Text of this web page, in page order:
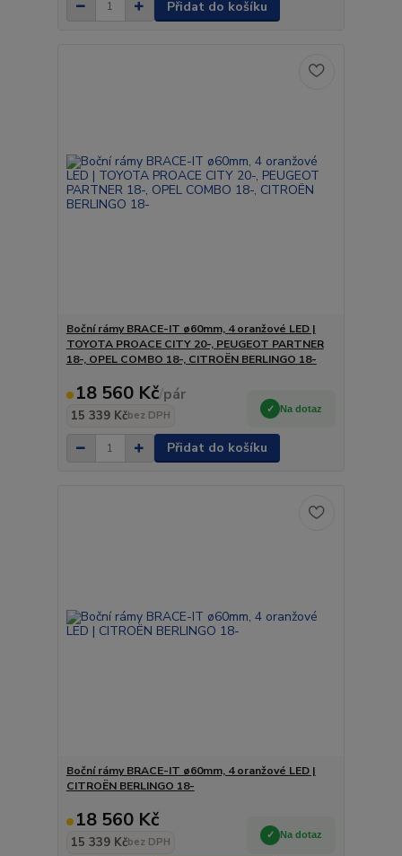
Přidat do košíku
Boční rámy BRACE-IT ø60mm, 4 oranžové LED |
TOYOTA PROACE CITY 20-, PEUGEOT PARTNER
18-, OPEL COMBO 18-, CITROËN BERLINGO 18-
18 560 Kč/pár
15 339 Kčbez DPH
Na dotaz
Přidat do košíku
Boční rámy BRACE-IT ø60mm, 4 oranžové LED |
CITROËN BERLINGO 18-
18 560 Kč
15 339 Kčbez DPH
Na dotaz